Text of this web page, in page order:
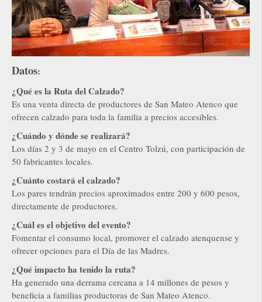
Datos:
¿Qué es la Ruta del Calzado?
Es una venta directa de productores de San Mateo Atenco que
ofrecen calzado para toda la familia a precios accesibles.
¿Cuándo y dónde se realizará?
Los días 2 y 3 de mayo en el Centro Tolzú, con participación de
50 fabricantes locales.
¿Cuánto costará el calzado?
Los pares tendrán precios aproximados entre 200 y 600 pesos,
directamente de productores.
¿Cuál es el objetivo del evento?
Fomentar el consumo local, promover el calzado atenquense y
ofrecer opciones para el Día de las Madres.
¿Qué impacto ha tenido la ruta?
Ha generado una derrama cercana a 14 millones de pesos y
beneficia a familias productoras de San Mateo Atenco.